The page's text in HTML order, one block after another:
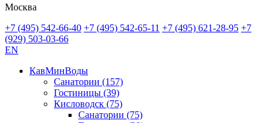
Москва
+7 (495) 542-66-40 +7 (495) 542-65-11 +7 (495) 621-28-95 +7
(929) 503-03-66
EN
КавМинВоды
Санатории (157)
Гостиницы (39)
Кисловодск (75)
Санатории (75)